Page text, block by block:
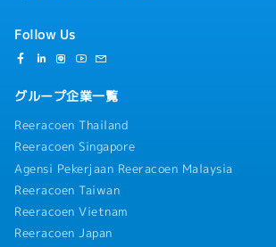
＜定年＞
50歳
Follow Us
グループ企業一覧
Reeracoen Thailand
Reeracoen Singapore
Agensi Pekerjaan Reeracoen Malaysia
Reeracoen Taiwan
Reeracoen Vietnam
Reeracoen Japan